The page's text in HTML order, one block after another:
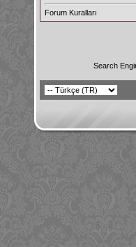
Forum Kuralları
Search